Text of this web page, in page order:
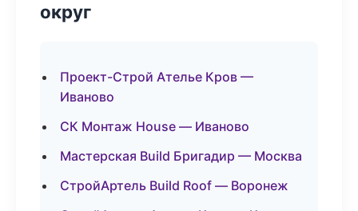
округ
Проект-Строй Ателье Кров —
Иваново
СК Монтаж House — Иваново
Мастерская Build Бригадир — Москва
СтройАртель Build Roof — Воронеж